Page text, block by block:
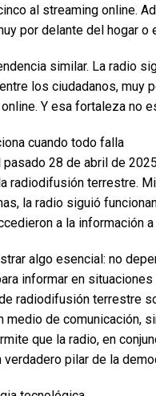
al streaming online.
por delante del hogar o
similar. La radio
los ciudadanos, muy
Y esa fortaleza no
cuando todo falla
28 de abril de
radiodifusión terrestre.
la radio siguió
a la información
algo esencial: no
informar en
radiodifusión terrestre
medio de comunicación,
que la radio, en
pilar de la